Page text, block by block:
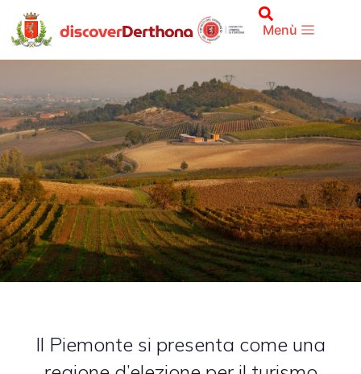
Menù
Territorio
Il Piemonte si presenta come una